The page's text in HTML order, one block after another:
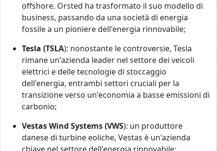
offshore. Orsted ha trasformato il suo modello di
business, passando da una società di energia
fossile a un pioniere dell'energia rinnovabile;
Tesla (TSLA): nonostante le controversie, Tesla
rimane un'azienda leader nel settore dei veicoli
elettrici e delle tecnologie di stoccaggio
dell'energia, entrambi settori cruciali per la
transizione verso un'economia a basse emissioni di
carbonio;
Vestas Wind Systems (VWS): un produttore
danese di turbine eoliche, Vestas è un'azienda